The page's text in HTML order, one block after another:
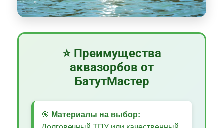
⭐ Преимущества
аквазорбов от
БатутМастер
🎯 Материалы на выбор: